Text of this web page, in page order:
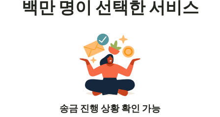
백만 명이 선택한 서비스
송금 진행 상황 확인 가능